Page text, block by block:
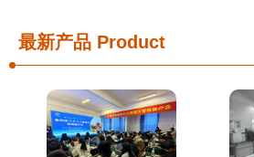
最新产品 Product